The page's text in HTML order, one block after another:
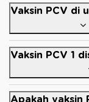
Vaksin PCV di
Vaksin PCV 1
Apakah vaksin